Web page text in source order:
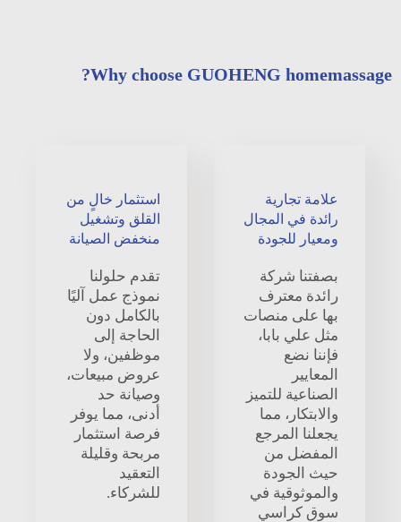
Why choose GUOHENG homemassage?
علامة تجارية
رائدة في المجال
ومعيار للجودة
بصفتنا شركة
رائدة معترف
بها على منصات
مثل علي بابا،
فإننا نضع
المعايير
الصناعية للتميز
والابتكار، مما
يجعلنا المرجع
المفضل من
حيث الجودة
والموثوقية في
سوق كراسي
استثمار خالٍ من
القلق وتشغيل
منخفض الصيانة
تقدم حلولنا
نموذج عمل آليًا
بالكامل دون
الحاجة إلى
موظفين، ولا
عروض مبيعات،
وصيانة حد
أدنى، مما يوفر
فرصة استثمار
مربحة وقليلة
التعقيد
للشركاء.